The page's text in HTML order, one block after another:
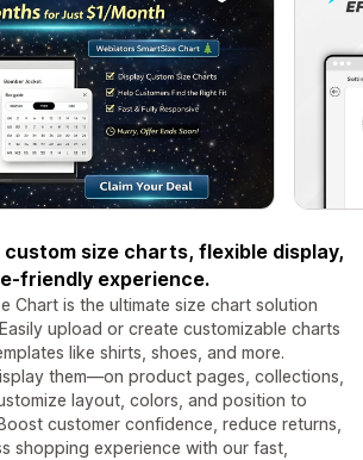
custom size charts, flexible display,
friendly experience.
Chart is the ultimate size chart solution
upload or create customizable charts
like shirts, shoes, and more.
them—on product pages, collections,
layout, colors, and position to
customer confidence, reduce returns,
shopping experience with our fast,